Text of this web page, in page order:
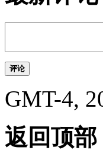
评论
GMT-4,
返回顶部